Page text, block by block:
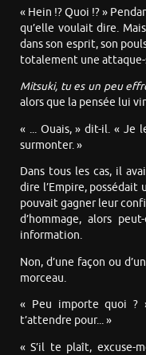
« Hein !? Quoi !? »
qu’elle voulait dire.
dans son esprit, son
totalement une
Mitsuki, tu es un peu
alors que la pensée lui
« ... Ouais, » dit-il. « Je
surmonter. »
Dans tous les cas, il
dire l’Empire,
pouvait gagner leur
d’hommage, alors
information.
Non, d’une façon ou
morceau.
« Peu importe quoi ?
t’attendre pour... »
« S’il te plaît, excuse-